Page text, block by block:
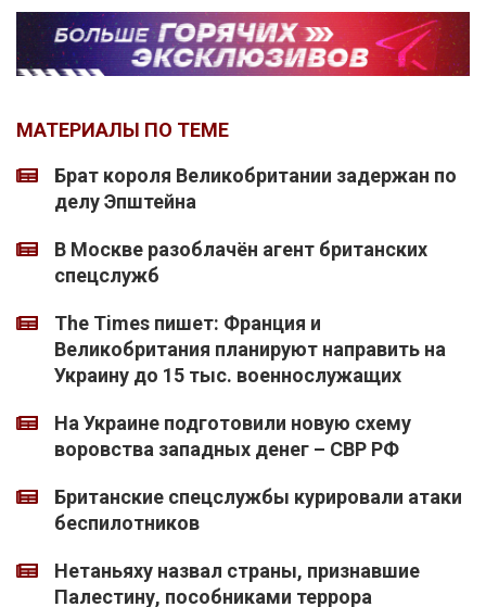
МАТЕРИАЛЫ ПО ТЕМЕ
Брат короля Великобритании задержан по
делу Эпштейна
В Москве разоблачён агент британских
спецслужб
The Times пишет: Франция и
Великобритания планируют направить на
Украину до 15 тыс. военнослужащих
На Украине подготовили новую схему
воровства западных денег – СВР РФ
Британские спецслужбы курировали атаки
беспилотников
Нетаньяху назвал страны, признавшие
Палестину, пособниками террора